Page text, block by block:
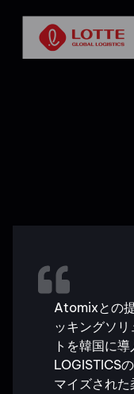
Atomixとの
ッキングソ
トを韓国に
LOGISTICS
マイズされ